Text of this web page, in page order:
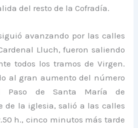
del resto de la Cofradía.
avanzando por las calles
Lluch, fueron saliendo
todos los tramos de Virgen.
al gran aumento del número
Paso de Santa María de
de la iglesia, salió a las calles
h., cinco minutos más tarde